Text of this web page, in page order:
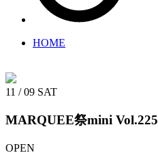
HOME
11 / 09 SAT
MARQUEE祭mini Vol.225
OPEN